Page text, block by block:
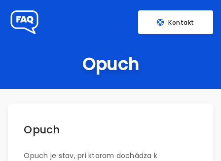
Kontakt
Opuch
Opuch
Opuch je stav, pri ktorom dochádza k